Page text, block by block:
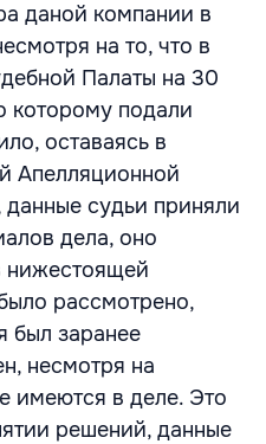
даной компании в
на то, что в
Палаты на 30
которому подали
оставаясь в
Апелляционной
судьи приняли
дела, оно
нижестоящей
рассмотрено,
был заранее
несмотря на
имеются в деле. Это
решений, данные